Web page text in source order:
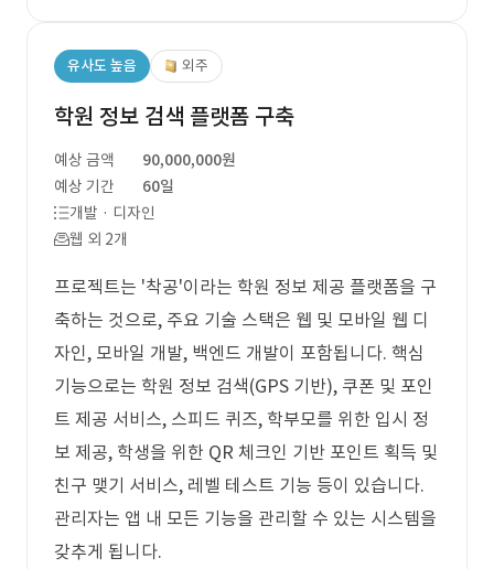
유사도 높음 외주
학원 정보 검색 플랫폼 구축
예상 금액
90,000,000원
예상 기간
60일
개발 · 디자인
웹 외 2개
프로젝트는 '착공'이라는 학원 정보 제공 플랫폼을 구
축하는 것으로, 주요 기술 스택은 웹 및 모바일 웹 디
자인, 모바일 개발, 백엔드 개발이 포함됩니다. 핵심
기능으로는 학원 정보 검색(GPS 기반), 쿠폰 및 포인
트 제공 서비스, 스피드 퀴즈, 학부모를 위한 입시 정
보 제공, 학생을 위한 QR 체크인 기반 포인트 획득 및
친구 맺기 서비스, 레벨 테스트 기능 등이 있습니다.
관리자는 앱 내 모든 기능을 관리할 수 있는 시스템을
갖추게 됩니다.